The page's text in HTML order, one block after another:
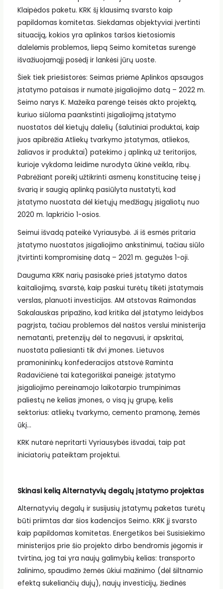
Klaipėdos paketu. KRK šį klausimą svarsto kaip
papildomas komitetas. Siekdamas objektyviai įvertinti
situaciją, kokios yra aplinkos taršos kietosiomis
dalelėmis problemos, liepą Seimo komitetas surengė
išvažiuojamąjį posėdį ir lankėsi jūrų uoste.
Šiek tiek priešistorės: Seimas priėmė Aplinkos apsaugos
įstatymo pataisas ir numatė įsigaliojimo datą – 2022 m.
Seimo narys K. Mažeika parengė teisės akto projektą,
kuriuo siūloma paankstinti įsigaliojimą įstatymo
nuostatos dėl kietųjų dalelių (šalutiniai produktai, kaip
juos apibrėžia Atliekų tvarkymo įstatymas, atliekos,
žaliavos ir produktai) patekimo į aplinką už teritorijos,
kurioje vykdoma leidime nurodyta ūkinė veikla, ribų.
Pabrėžiant poreikį užtikrinti asmenų konstitucinę teisę į
švarią ir saugią aplinką pasiūlyta nustatyti, kad
įstatymo nuostata dėl kietųjų medžiagų įsigaliotų nuo
2020 m. lapkričio 1-osios.
Seimui išvadą pateikė Vyriausybė. Ji iš esmės pritaria
įstatymo nuostatos įsigaliojimo ankstinimui, tačiau siūlo
įtvirtinti kompromisinę datą – 2021 m. gegužės 1-oji.
Dauguma KRK narių pasisakė prieš įstatymo datos
kaitaliojimą, svarstė, kaip paskui turėtų tikėti įstatymais
verslas, planuoti investicijas. AM atstovas Raimondas
Sakalauskas pripažino, kad kritika dėl įstatymo leidybos
pagrįsta, tačiau problemos dėl naštos verslui ministerija
nematanti, pretenzijų dėl to negavusi, ir apskritai,
nuostata paliesianti tik dvi įmones. Lietuvos
pramonininkų konfederacijos atstovė Raminta
Radavičienė tai kategoriškai paneigė: įstatymo
įsigaliojimo pereinamojo laikotarpio trumpinimas
paliestų ne kelias įmones, o visą jų grupę, kelis
sektorius: atliekų tvarkymo, cemento pramonę, žemės
ūkį…
KRK nutarė nepritarti Vyriausybės išvadai, taip pat
iniciatorių pateiktam projektui.
Skinasi kelią Alternatyvių degalų įstatymo projektas
Alternatyvių degalų ir susijusių įstatymų paketas turėtų
būti priimtas dar šios kadencijos Seimo. KRK jį svarsto
kaip papildomas komitetas. Energetikos bei Susisiekimo
ministerijos prie šio projekto dirbo bendromis jėgomis ir
tvirtina, jog tai yra naujų galimybių kelias: transporto
žalinimo, spaudimo žemės ūkiui mažinimo (dėl šiltnamio
efektą sukeliančių dujų), naujų investicijų, žiedinės